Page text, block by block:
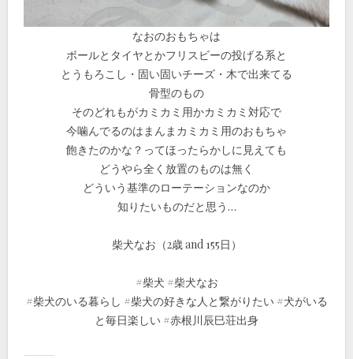
なおのおもちゃは
ボールとタイヤとかフリスビーの投げる系と
とうもろこし・固い固いチーズ・木で出来てる
骨型のもの
そのどれもがカミカミ用かカミカミ対応で
今噛んでるのはまんまカミカミ用のおもちゃ
飽きたのかな？ってほったらかしに見えても
どうやら全く放置のものは無く
どういう基準のローテーションなのか
知りたいものだと思う…
柴犬なお（2歳 and 155日）
#柴犬 #柴犬なお
#柴犬のいる暮らし #柴犬の好きな人と繋がりたい #犬がいる
と毎日楽しい #赤根川辰巳荘出身